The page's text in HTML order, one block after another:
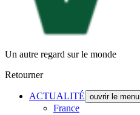
Un autre regard sur le monde
Retourner
ACTUALITÉ ouvrir le menu
France